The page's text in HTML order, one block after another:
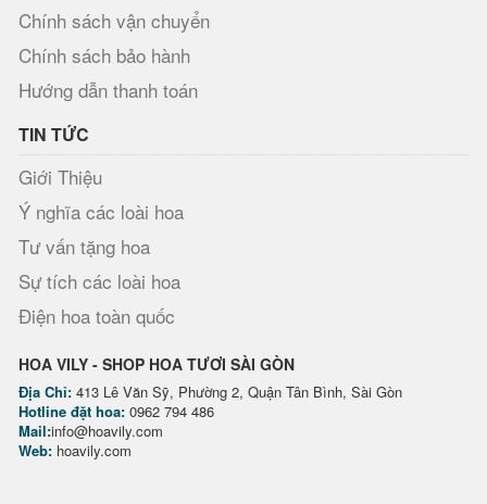
Chính sách vận chuyển
Chính sách bảo hành
Hướng dẫn thanh toán
TIN TỨC
Giới Thiệu
Ý nghĩa các loài hoa
Tư vấn tặng hoa
Sự tích các loài hoa
Điện hoa toàn quốc
HOA VILY - SHOP HOA TƯƠI SÀI GÒN
Địa Chỉ: 413 Lê Văn Sỹ, Phường 2, Quận Tân Bình, Sài Gòn
Hotline đặt hoa: 0962 794 486
Mail:info@hoavily.com
Web: hoavily.com